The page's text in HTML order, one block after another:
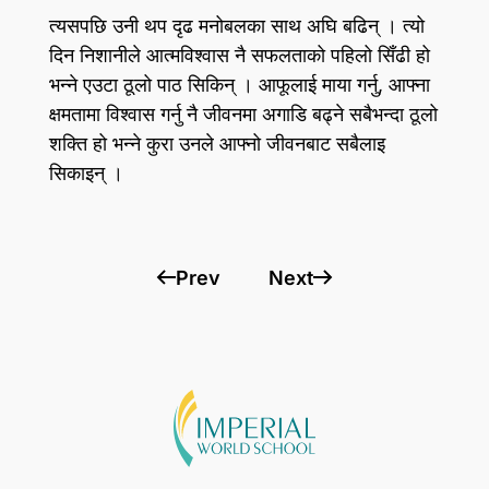
त्यसपछि उनी थप दृढ मनोबलका साथ अघि बढिन्‌ । त्यो
दिन निशानीले आत्मविश्वास नै सफलताको पहिलो सिँढी हो
भन्ने एउटा ठूलो पाठ सिकिन्‌ । आफूलाई माया गर्नु, आफ्ना
क्षमतामा विश्वास गर्नु नै जीवनमा अगाडि बढ्ने सबैभन्दा ठूलो
शक्ति हो भन्ने कुरा उनले आफ्नो जीवनबाट सबैलाइ
सिकाइन्‌ ।
Prev Next